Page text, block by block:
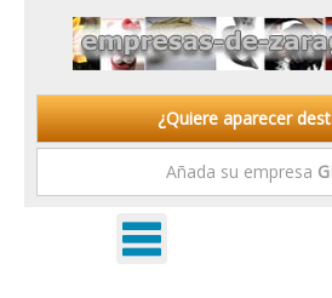
¿Quiere aparecer
Añada su empresa